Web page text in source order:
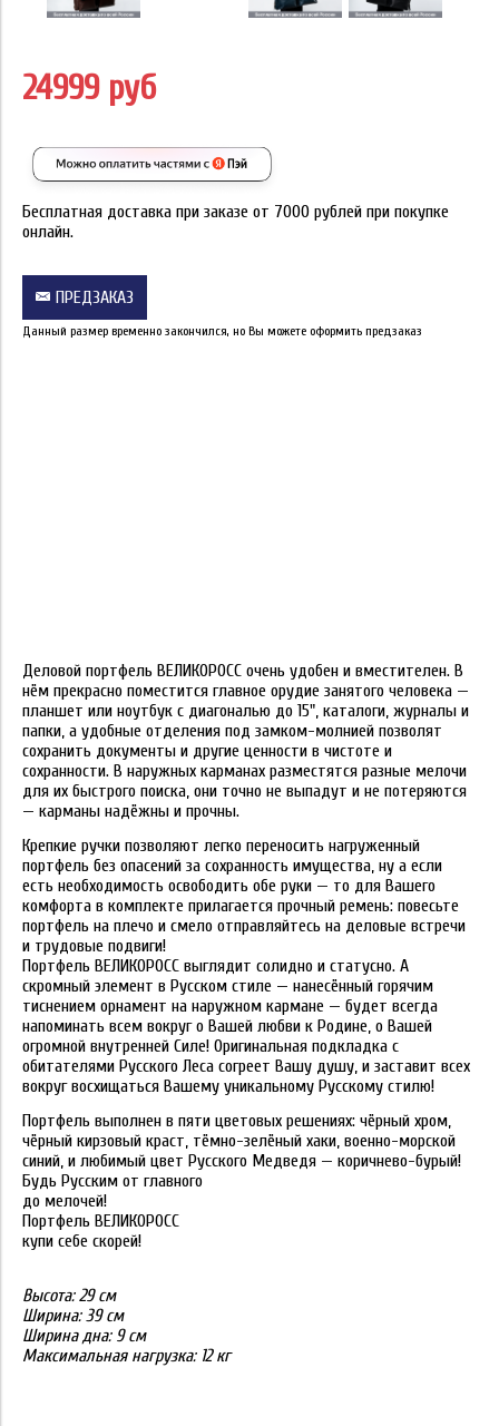
24999 руб
Бесплатная доставка при заказе от 7000 рублей при покупке
онлайн.
ПРЕДЗАКАЗ
Данный размер временно закончился, но Вы можете оформить предзаказ
Деловой портфель ВЕЛИКОРОСС очень удобен и вместителен. В
нём прекрасно поместится главное орудие занятого человека —
планшет или ноутбук с диагональю до 15", каталоги, журналы и
папки, а удобные отделения под замком-молнией позволят
сохранить документы и другие ценности в чистоте и
сохранности. В наружных карманах разместятся разные мелочи
для их быстрого поиска, они точно не выпадут и не потеряются
— карманы надёжны и прочны.
Крепкие ручки позволяют легко переносить нагруженный
портфель без опасений за сохранность имущества, ну а если
есть необходимость освободить обе руки — то для Вашего
комфорта в комплекте прилагается прочный ремень: повесьте
портфель на плечо и смело отправляйтесь на деловые встречи
и трудовые подвиги!
Портфель ВЕЛИКОРОСС выглядит солидно и статусно. А
скромный элемент в Русском стиле — нанесённый горячим
тиснением орнамент на наружном кармане — будет всегда
напоминать всем вокруг о Вашей любви к Родине, о Вашей
огромной внутренней Силе! Оригинальная подкладка с
обитателями Русского Леса согреет Вашу душу, и заставит всех
вокруг восхищаться Вашему уникальному Русскому стилю!
Портфель выполнен в пяти цветовых решениях: чёрный хром,
чёрный кирзовый краст, тёмно-зелёный хаки, военно-морской
синий, и любимый цвет Русского Медведя — коричнево-бурый!
Будь Русским от главного
до мелочей!
Портфель ВЕЛИКОРОСС
купи себе скорей!
Высота:29 см
Ширина: 39 см
Ширина дна: 9 см
Максимальная нагрузка: 12 кг